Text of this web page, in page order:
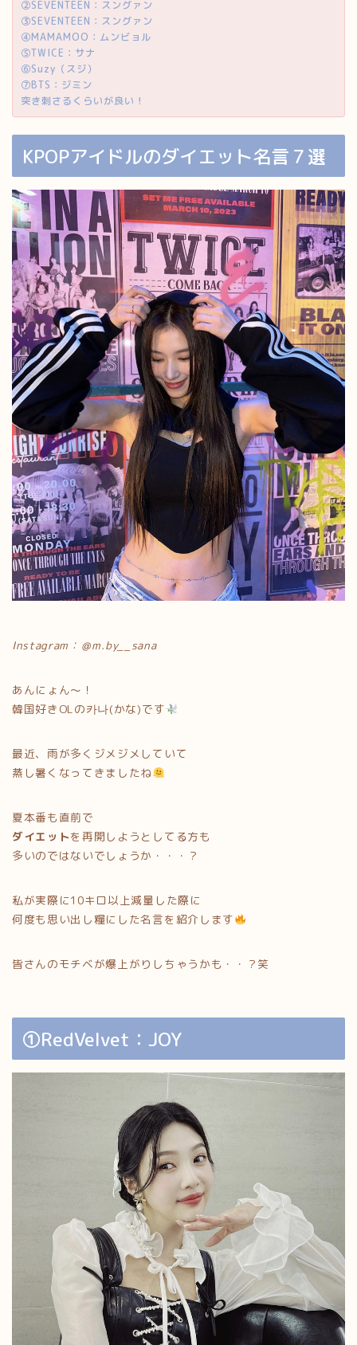
②SEVENTEEN：スングァン
③SEVENTEEN：スングァン
④MAMAMOO：ムンビョル
⑤TWICE：サナ
⑥Suzy（スジ）
⑦BTS：ジミン
突き刺さるくらいが良い！
KPOPアイドルのダイエット名言７選
Instagram：＠m.by__sana
あんにょん〜！
韓国好きOLの카나(かな)です
最近、雨が多くジメジメしていて
蒸し暑くなってきましたね
夏本番も直前で
ダイエットを再開しようとしてる方も
多いのではないでしょうか・・・？
私が実際に10キロ以上減量した際に
何度も思い出し糧にした名言を紹介します
皆さんのモチベが爆上がりしちゃうかも・・？笑
①RedVelvet：JOY